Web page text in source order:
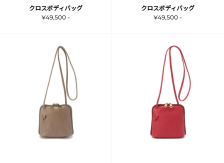
クロスボディバッグ
¥49,500 -
クロスボディバッグ
¥49,500 -